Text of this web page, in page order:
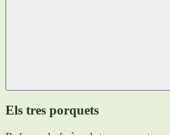
Els tres porquets